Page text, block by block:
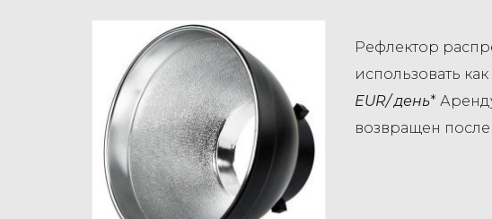
Рефлектор
использовать
EUR/день*
возвращен